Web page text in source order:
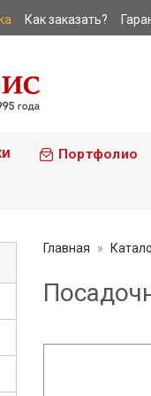
Как заказать?
Портфолио
Главная